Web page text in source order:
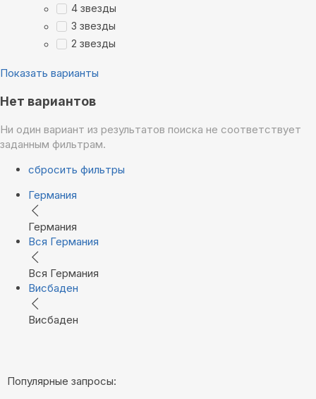
4 звезды
3 звезды
2 звезды
Показать варианты
Нет вариантов
Ни один вариант из результатов поиска не соответствует
заданным фильтрам.
сбросить фильтры
Германия
Германия
Вся Германия
Вся Германия
Висбаден
Висбаден
Популярные запросы: